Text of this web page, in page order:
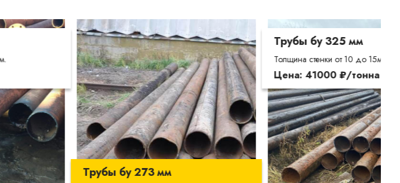
Трубы бу 273 мм
Трубы бу 325 мм
Толщина стенки от 10 до 15мм.
Цена: 41000 ₽/тонна